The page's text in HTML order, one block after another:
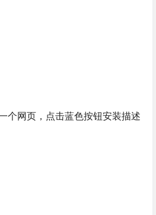
个网页，点击蓝色按钮安装描述